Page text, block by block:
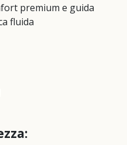
premium e guida
fluida